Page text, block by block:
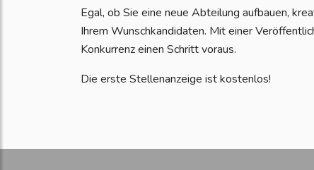
Egal, ob Sie eine neue Abteilung aufbauen,
Ihrem Wunschkandidaten. Mit einer
Konkurrenz einen Schritt voraus.
Die erste Stellenanzeige ist kostenlos!